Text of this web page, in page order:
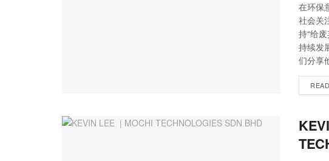
在环保
社会关
持“给
持续发
们分享